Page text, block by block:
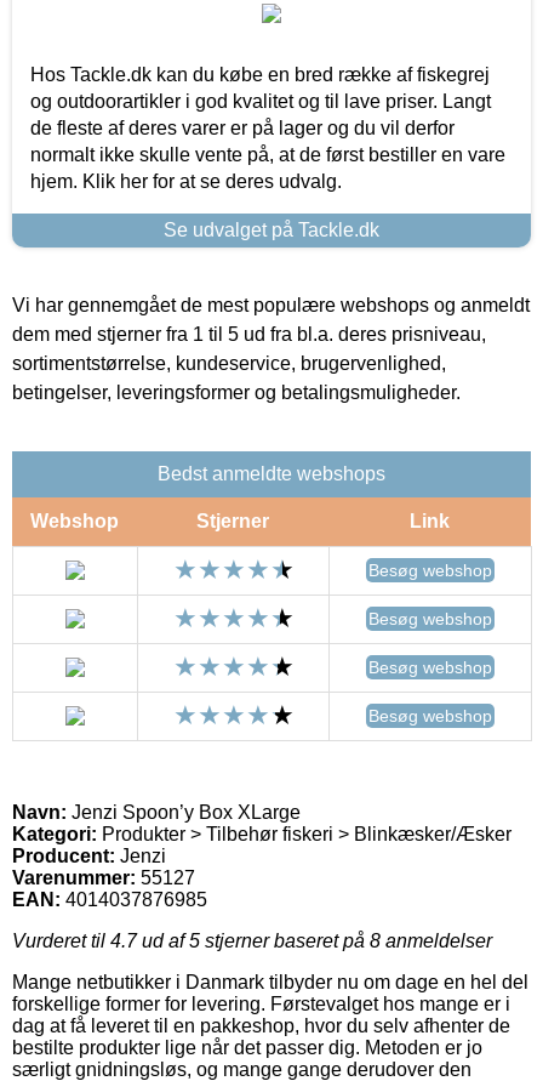
Hos Tackle.dk kan du købe en bred række af fiskegrej
og outdoorartikler i god kvalitet og til lave priser. Langt
de fleste af deres varer er på lager og du vil derfor
normalt ikke skulle vente på, at de først bestiller en vare
hjem. Klik her for at se deres udvalg.
Se udvalget på Tackle.dk
Vi har gennemgået de mest populære webshops og anmeldt
dem med stjerner fra 1 til 5 ud fra bl.a. deres prisniveau,
sortimentstørrelse, kundeservice, brugervenlighed,
betingelser, leveringsformer og betalingsmuligheder.
Bedst anmeldte webshops
Webshop Stjerner Link
Besøg webshop
Besøg webshop
Besøg webshop
Besøg webshop
Navn: Jenzi Spoon’y Box XLarge
Kategori: Produkter > Tilbehør fiskeri > Blinkæsker/Æsker
Producent: Jenzi
Varenummer: 55127
EAN: 4014037876985
Vurderet til 4.7ud af 5 stjerner baseret på 8 anmeldelser
Mange netbutikker i Danmark tilbyder nu om dage en hel del
forskellige former for levering. Førstevalget hos mange er i
dag at få leveret til en pakkeshop, hvor du selv afhenter de
bestilte produkter lige når det passer dig. Metoden er jo
særligt gnidningsløs, og mange gange derudover den